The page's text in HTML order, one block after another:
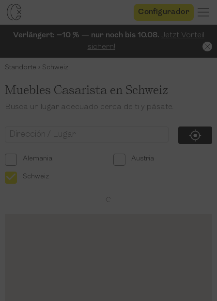
Configurador
Verlängert: −10 % — nur noch bis 10.08. Jetzt Vorteil
sichern!
Standorte Schweiz
Muebles Casarista en Schweiz
Busca un lugar adecuado cerca de ti y pásate.
Alemania Austria
Schweiz